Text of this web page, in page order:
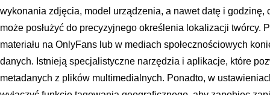
wykonania zdjęcia, model urządzenia, a nawet datę i godzinę,
może posłużyć do precyzyjnego określenia lokalizacji twórcy.
materiału na OnlyFans lub w mediach społecznościowych
danych. Istnieją specjalistyczne narzędzia i aplikacje, które
metadanych z plików multimedialnych. Ponadto, w